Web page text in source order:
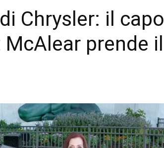
Chrysler: il capo
prende il